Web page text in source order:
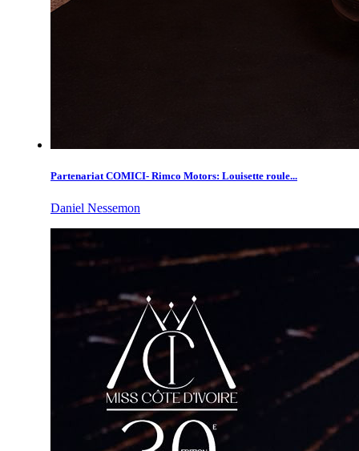
Partenariat COMICI- Rimco Motors: Louisette roule...
Daniel Nessemon